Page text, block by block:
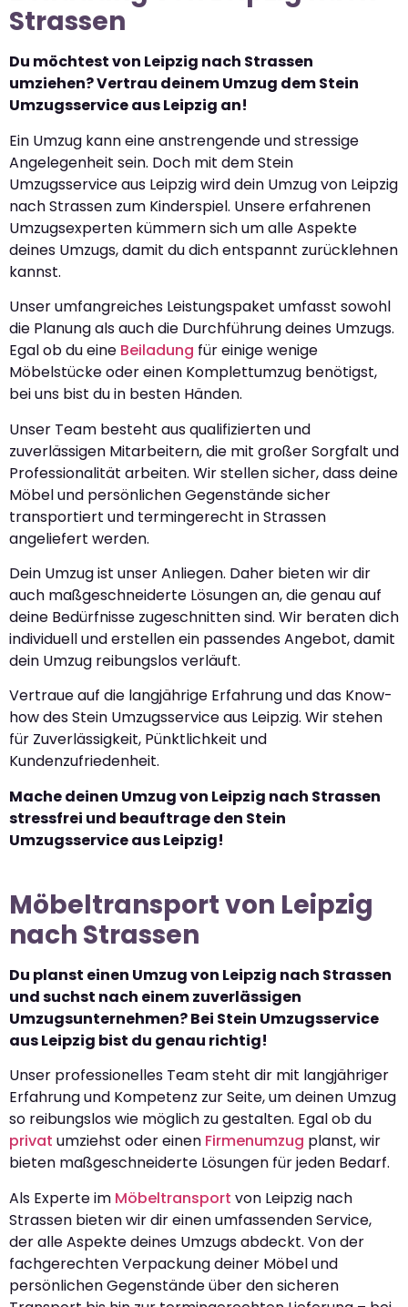
Strassen
Du möchtest von Leipzig nach Strassen
umziehen? Vertrau deinem Umzug dem Stein
Umzugsservice aus Leipzig an!
Ein Umzug kann eine anstrengende und stressige
Angelegenheit sein. Doch mit dem Stein
Umzugsservice aus Leipzig wird dein Umzug von Leipzig
nach Strassen zum Kinderspiel. Unsere erfahrenen
Umzugsexperten kümmern sich um alle Aspekte
deines Umzugs, damit du dich entspannt zurücklehnen
kannst.
Unser umfangreiches Leistungspaket umfasst sowohl
die Planung als auch die Durchführung deines Umzugs.
Egal ob du eine Beiladung für einige wenige
Möbelstücke oder einen Komplettumzug benötigst,
bei uns bist du in besten Händen.
Unser Team besteht aus qualifizierten und
zuverlässigen Mitarbeitern, die mit großer Sorgfalt und
Professionalität arbeiten. Wir stellen sicher, dass deine
Möbel und persönlichen Gegenstände sicher
transportiert und termingerecht in Strassen
angeliefert werden.
Dein Umzug ist unser Anliegen. Daher bieten wir dir
auch maßgeschneiderte Lösungen an, die genau auf
deine Bedürfnisse zugeschnitten sind. Wir beraten dich
individuell und erstellen ein passendes Angebot, damit
dein Umzug reibungslos verläuft.
Vertraue auf die langjährige Erfahrung und das Know-
how des Stein Umzugsservice aus Leipzig. Wir stehen
für Zuverlässigkeit, Pünktlichkeit und
Kundenzufriedenheit.
Mache deinen Umzug von Leipzig nach Strassen
stressfrei und beauftrage den Stein
Umzugsservice aus Leipzig!
Möbeltransport von Leipzig
nach Strassen
Du planst einen Umzug von Leipzig nach Strassen
und suchst nach einem zuverlässigen
Umzugsunternehmen? Bei Stein Umzugsservice
aus Leipzig bist du genau richtig!
Unser professionelles Team steht dir mit langjähriger
Erfahrung und Kompetenz zur Seite, um deinen Umzug
so reibungslos wie möglich zu gestalten. Egal ob du
privat umziehst oder einen Firmenumzug planst, wir
bieten maßgeschneiderte Lösungen für jeden Bedarf.
Als Experte im Möbeltransport von Leipzig nach
Strassen bieten wir dir einen umfassenden Service,
der alle Aspekte deines Umzugs abdeckt. Von der
fachgerechten Verpackung deiner Möbel und
persönlichen Gegenstände über den sicheren